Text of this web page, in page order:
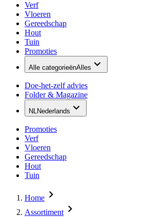
Verf
Vloeren
Gereedschap
Hout
Tuin
Promoties
Alle categorieënAlles
Doe-het-zelf advies
Folder & Magazine
NLNederlands
Promoties
Verf
Vloeren
Gereedschap
Hout
Tuin
Home
Assortiment